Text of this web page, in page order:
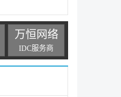
万恒网络
IDC服务商